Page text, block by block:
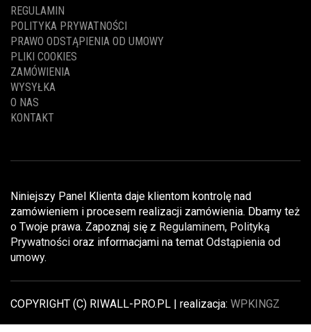
REGULAMIN
POLITYKA PRYWATNOŚCI
PRAWO ODSTĄPIENIA OD UMOWY
PLIKI COOKIES
ZAMÓWIENIA
WYSYŁKA
O NAS
KONTAKT
Niniejszy Panel Klienta daje klientom kontrolę nad
zamówieniem i procesem realizacji zamówienia. Dbamy też
o Twoje prawa. Zapoznaj się z Regulaminem, Polityką
Prywatności oraz informacjami na temat Odstąpienia od
umowy.
COPYRIGHT (C) RIWALL-PRO.PL | realizacja: WPKINGZ